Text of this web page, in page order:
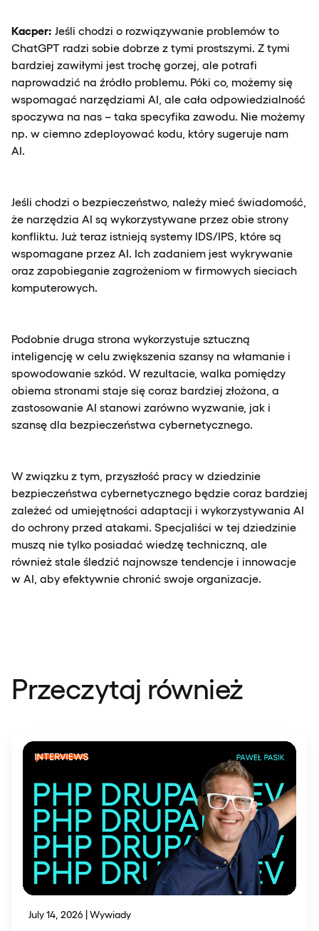
Kacper: Jeśli chodzi o rozwiązywanie problemów to
ChatGPT radzi sobie dobrze z tymi prostszymi. Z tymi
bardziej zawiłymi jest trochę gorzej, ale potrafi
naprowadzić na źródło problemu. Póki co, możemy się
wspomagać narzędziami AI, ale cała odpowiedzialność
spoczywa na nas – taka specyfika zawodu. Nie możemy
np. w ciemno zdeployować kodu, który sugeruje nam
AI.
Jeśli chodzi o bezpieczeństwo, należy mieć świadomość,
że narzędzia AI są wykorzystywane przez obie strony
konfliktu. Już teraz istnieją systemy IDS/IPS, które są
wspomagane przez AI. Ich zadaniem jest wykrywanie
oraz zapobieganie zagrożeniom w firmowych sieciach
komputerowych.
Podobnie druga strona wykorzystuje sztuczną
inteligencję w celu zwiększenia szansy na włamanie i
spowodowanie szkód. W rezultacie, walka pomiędzy
obiema stronami staje się coraz bardziej złożona, a
zastosowanie AI stanowi zarówno wyzwanie, jak i
szansę dla bezpieczeństwa cybernetycznego.
W związku z tym, przyszłość pracy w dziedzinie
bezpieczeństwa cybernetycznego będzie coraz bardziej
zależeć od umiejętności adaptacji i wykorzystywania AI
do ochrony przed atakami. Specjaliści w tej dziedzinie
muszą nie tylko posiadać wiedzę techniczną, ale
również stale śledzić najnowsze tendencje i innowacje
w AI, aby efektywnie chronić swoje organizacje.
Przeczytaj również
July 14, 2026 | Wywiady